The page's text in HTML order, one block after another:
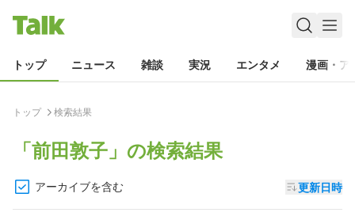
トップ ニュース 雑談 実況 エンタメ 漫画・ア
トップ 検索結果
「前田敦子 」の検索結果
アーカイブを含む 更新日時